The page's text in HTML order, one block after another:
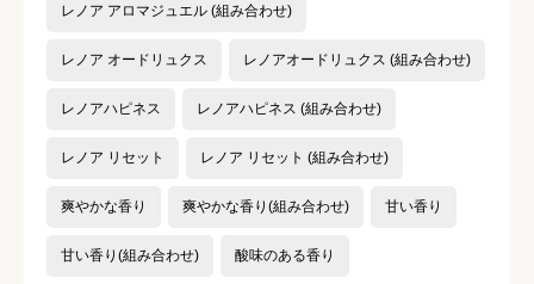
レノア アロマジュエル (組み合わせ)
レノア オードリュクス レノアオードリュクス (組み合わせ)
レノアハピネス レノアハピネス (組み合わせ)
レノア リセット レノア リセット (組み合わせ)
爽やかな香り 爽やかな香り(組み合わせ) 甘い香り
甘い香り(組み合わせ) 酸味のある香り